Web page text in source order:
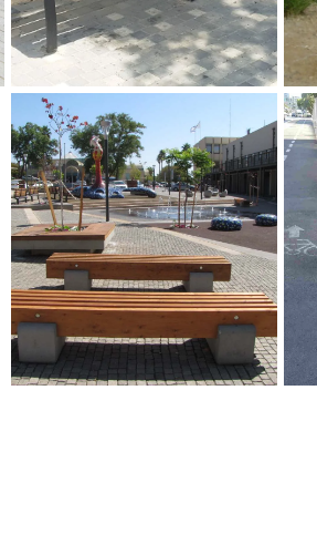
ספסל סיאטל ואשפתון קולורדו,
פארק אריאל שרון בקריית
ביאליק
קצרין, גרשון-סולסי, אדריכלים